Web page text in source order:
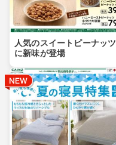
人気のスイートピーナッツ
に新味が登場